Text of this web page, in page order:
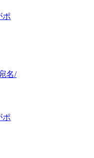
ポ
名/
ポ